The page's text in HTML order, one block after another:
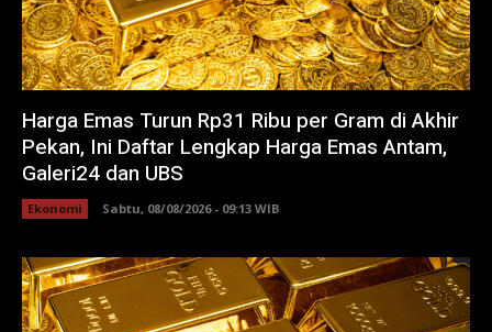
Harga Emas Turun Rp31 Ribu per Gram di Akhir
Pekan, Ini Daftar Lengkap Harga Emas Antam,
Galeri24 dan UBS
Ekonomi Sabtu, 08/08/2026 - 09:13 WIB